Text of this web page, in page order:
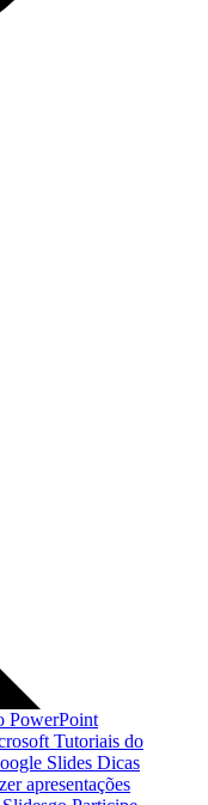
PowerPoint
Tutoriais do
Slides Dicas
apresentações